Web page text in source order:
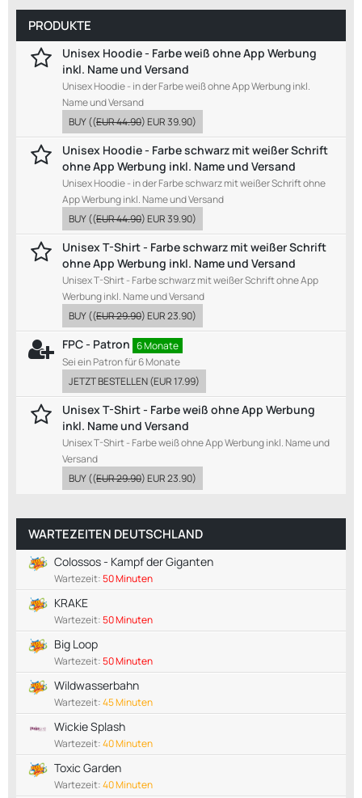
PRODUKTE
Unisex Hoodie - Farbe weiß ohne App Werbung
inkl. Name und Versand
Unisex Hoodie - in der Farbe weiß ohne App Werbung inkl.
Name und Versand
BUY((EUR 44.90)EUR 39.90)
Unisex Hoodie - Farbe schwarz mit weißer Schrift
ohne App Werbung inkl. Name und Versand
Unisex Hoodie - in der Farbe schwarz mit weißer Schrift ohne
App Werbung inkl. Name und Versand
BUY((EUR 44.90)EUR 39.90)
Unisex T-Shirt - Farbe schwarz mit weißer Schrift
ohne App Werbung inkl. Name und Versand
Unisex T-Shirt - Farbe schwarz mit weißer Schrift ohne App
Werbung inkl. Name und Versand
BUY((EUR 29.90)EUR 23.90)
FPC - Patron 6 Monate
Sei ein Patron für 6 Monate
JETZT BESTELLEN(EUR 17.99)
Unisex T-Shirt - Farbe weiß ohne App Werbung
inkl. Name und Versand
Unisex T-Shirt - Farbe weiß ohne App Werbung inkl. Name und
Versand
BUY((EUR 29.90)EUR 23.90)
WARTEZEITEN DEUTSCHLAND
Colossos - Kampf der Giganten
Wartezeit:50 Minuten
KRAKE
Wartezeit:50 Minuten
Big Loop
Wartezeit:50 Minuten
Wildwasserbahn
Wartezeit:45 Minuten
Wickie Splash
Wartezeit:40 Minuten
Toxic Garden
Wartezeit:40 Minuten